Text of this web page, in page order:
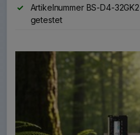
Artikelnummer BS-D4-
getestet